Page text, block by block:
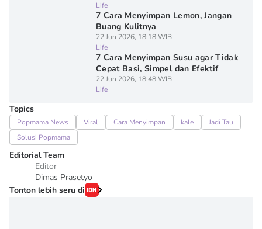
Life
7 Cara Menyimpan Lemon, Jangan
Buang Kulitnya
22 Jun 2026, 18:18 WIB
Life
7 Cara Menyimpan Susu agar Tidak
Cepat Basi, Simpel dan Efektif
22 Jun 2026, 18:48 WIB
Life
Topics
Popmama News Viral Cara Menyimpan kale
Jadi Tau
Solusi Popmama
Editorial Team
Editor
Dimas Prasetyo
Tonton lebih seru di